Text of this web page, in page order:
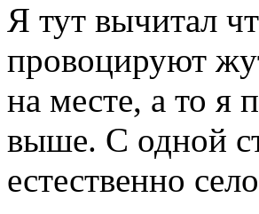
Я тут вычитал
провоцируют
на месте, а то я
выше. С одной
естественно